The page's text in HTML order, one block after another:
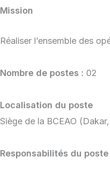
Mission
Réaliser l’ensemble des
Nombre de postes : 02
Localisation du poste
Siège de la BCEAO
Responsabilités du poste